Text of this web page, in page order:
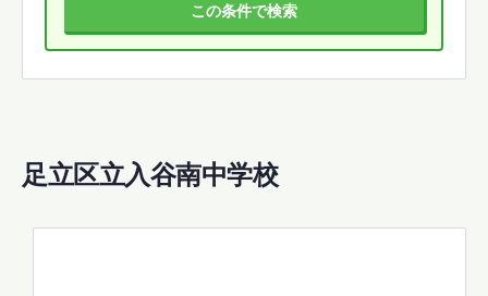
足立区立入谷南中学校
この条件で検索